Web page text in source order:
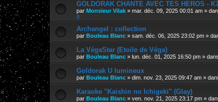
GOLDORAK CHANTE AVEC TES HEROS -
par Monsieur Vilak » mar. déc. 09, 2025 00:01 am »
8
Archangel : collection
par Bouleau Blanc » sam. déc. 06, 2025 23:02 pm »
La VégaStar (Etoile de Véga)
par Bouleau Blanc » lun. déc. 01, 2025 16:50 pm » dans
Goldorak U lumineux
par Bouleau Blanc » dim. nov. 23, 2025 09:47 am »
Karaoke "Kaishin no Ichigeki" (Glay)
par Bouleau Blanc » ven. nov. 21, 2025 23:17 pm »